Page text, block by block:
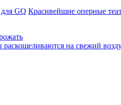
GQ Красивейшие оперные
на свежий